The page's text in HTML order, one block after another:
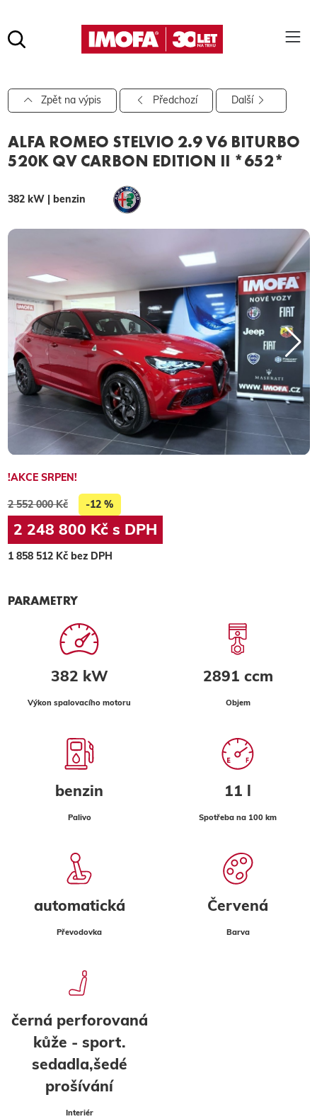
hledat
Pro vyhledávání zadejte alespoň 3 znaky.
Zpět na výpis Předchozí Další
ALFA ROMEO STELVIO 2.9 V6 BITURBO
520K QV CARBON EDITION II *652*
382 kW | benzin
!AKCE SRPEN!
2 552 000 Kč -12 %
2 248 800 Kč s DPH
1 858 512 Kč bez DPH
PARAMETRY
382 kW
Výkon spalovacího motoru
2891 ccm
Objem
benzin
Palivo
11 l
Spotřeba na 100 km
automatická
Převodovka
Červená
Barva
černá perforovaná
kůže - sport.
sedadla,šedé
prošívání
Interiér